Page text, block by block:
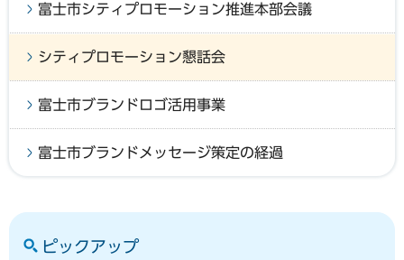
富士市シティプロモーション推進本部会議
シティプロモーション懇話会
富士市ブランドロゴ活用事業
富士市ブランドメッセージ策定の経過
ピックアップ